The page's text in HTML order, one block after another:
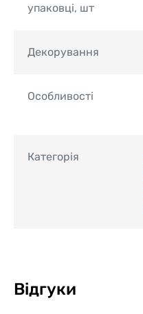
упаковці, шт
Декорування
Особливості
Категорія
Відгуки